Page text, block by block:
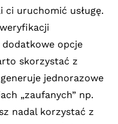
uruchomić usługę.
opcje
skorzystać z
jednorazowe
„zaufanych” np.
nadal korzystać z